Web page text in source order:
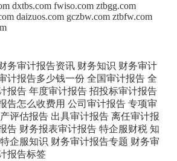
dxtbs.com fwiso.com ztbgg.com
daizuos.com gczbw.com ztbfw.com
务审计报告资讯 财务知识 财务审计
计报告多少钱一份 全国审计报告 全
报告 年度审计报告 招投标审计报告
告怎么收费用 公司审计报告 专项审
评估报告 出具审计报告 离任审计报
告 财务报表审计报告 特企服财税 知
特企服知识 财务审计报告专题 财务审
报告标签